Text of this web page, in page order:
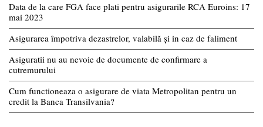
Data de la care FGA face plati pentru asigurarile RCA Euroins: 17
mai 2023
Asigurarea împotriva dezastrelor, valabilă și in caz de faliment
Asiguratii nu au nevoie de documente de confirmare a
cutremurului
Cum functioneaza o asigurare de viata Metropolitan pentru un
credit la Banca Transilvania?